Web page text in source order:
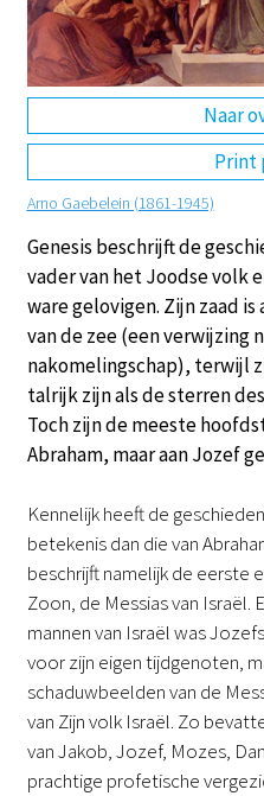
Naar
Print
Arno Gaebelein (1861-1945)
Genesis beschrijft de
vader van het Joodse volk
ware gelovigen. Zijn zaad
van de zee (een verwijzing
nakomelingschap), terwijl
talrijk zijn als de sterren
Toch zijn de meeste
Abraham, maar aan Jozef
Kennelijk heeft de
betekenis dan die van
beschrijft namelijk de eerste
Zoon, de Messias van Israël.
mannen van Israël was
voor zijn eigen tijdgenoten,
schaduwbeelden van de
van Zijn volk Israël. Zo
van Jakob, Jozef, Mozes,
prachtige profetische
DE